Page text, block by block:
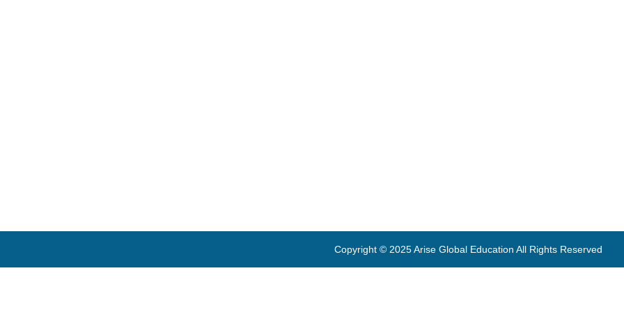
Copyright © 2025 Arise Global Education All Rights Reserved